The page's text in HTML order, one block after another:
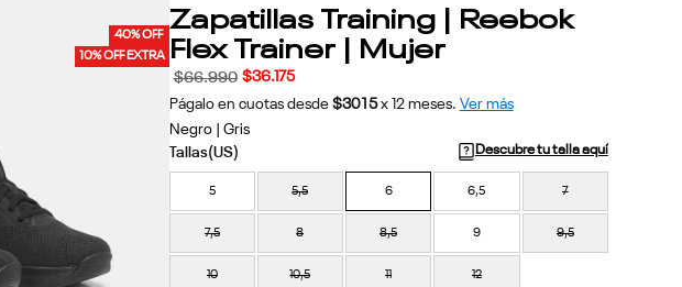
40% OFF
10% OFF EXTRA
Zapatillas Training | Reebok
Flex Trainer | Mujer
$66.990 $36.175
Págalo en cuotas desde $3015 x 12meses. Ver más
Negro | Gris
Descubre tu talla aquí
5 5,5 6 6,5 7
7,5 8 8,5 9 9,5
10 10,5 11 12